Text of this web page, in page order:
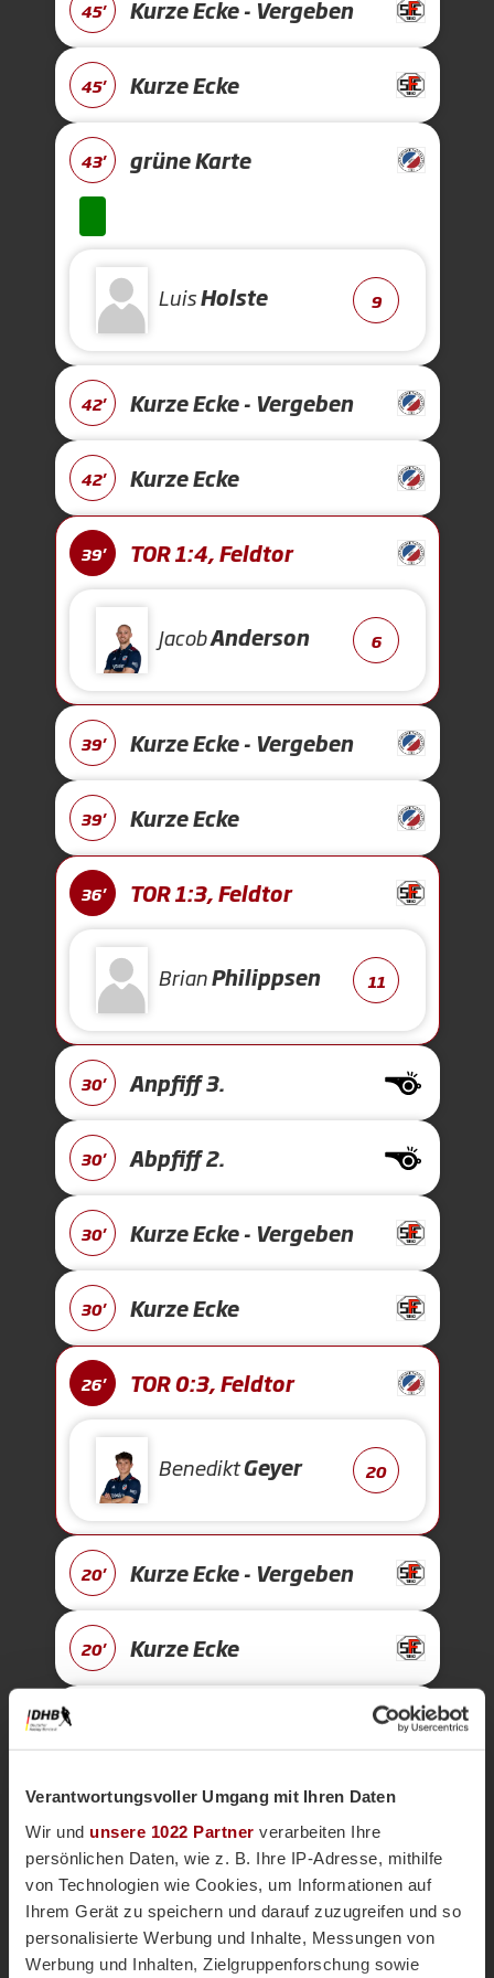
Verantwortungsvoller Umgang mit Ihren Daten
Wir und unsere 1022 Partner verarbeiten Ihre
persönlichen Daten, wie z. B. Ihre IP-Adresse, mithilfe
von Technologien wie Cookies, um Informationen auf
Ihrem Gerät zu speichern und darauf zuzugreifen und so
personalisierte Werbung und Inhalte, Messungen von
Werbung und Inhalten, Zielgruppenforschung sowie
45' Kurze Ecke - Vergeben
45' Kurze Ecke
43' grüne Karte
LuisHolste 9
42' Kurze Ecke - Vergeben
42' Kurze Ecke
39' TOR 1:4, Feldtor
JacobAnderson 6
39' Kurze Ecke - Vergeben
39' Kurze Ecke
36' TOR 1:3, Feldtor
BrianPhilippsen 11
30' Anpfiff 3.
30' Abpfiff 2.
30' Kurze Ecke - Vergeben
30' Kurze Ecke
26' TOR 0:3, Feldtor
BenediktGeyer 20
20' Kurze Ecke - Vergeben
20' Kurze Ecke
15' Abpfiff 1.
15' Kurze Ecke - Vergeben
15' Kurze Ecke